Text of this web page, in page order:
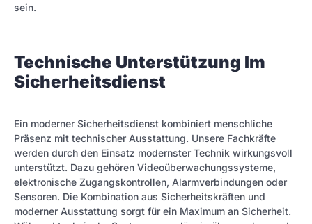
sein.
Technische Unterstützung Im
Sicherheitsdienst
Ein moderner Sicherheitsdienst kombiniert menschliche
Präsenz mit technischer Ausstattung. Unsere Fachkräfte
werden durch den Einsatz modernster Technik wirkungsvoll
unterstützt. Dazu gehören Videoüberwachungssysteme,
elektronische Zugangskontrollen, Alarmverbindungen oder
Sensoren. Die Kombination aus Sicherheitskräften und
moderner Ausstattung sorgt für ein Maximum an Sicherheit.